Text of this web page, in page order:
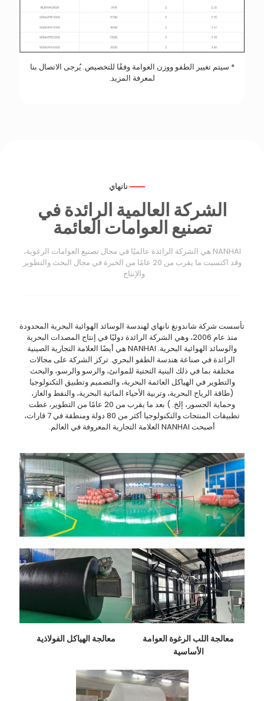
* سيتم تغيير الطفو ووزن العوامة وفقًا للتخصيص. يُرجى الاتصال بنا
لمعرفة المزيد.
نانهاي
الشركة العالمية الرائدة في
تصنيع العوامات العائمة
NANHAI هي الشركة الرائدة عالميًا في مجال تصنيع العوامات الرغوية،
وقد اكتسبت ما يقرب من 20 عامًا من الخبرة في مجال البحث والتطوير
والإنتاج.
تأسست شركة شاندونغ نانهاي لهندسة الوسائد الهوائية البحرية المحدودة
منذ عام 2006، وهي الشركة الرائدة دوليًا في إنتاج المصدات البحرية
والوسائد الهوائية البحرية. NANHAI هي أيضًا العلامة التجارية الصينية
الرائدة في صناعة هندسة الطفو البحري. تركز الشركة على مجالات
مختلفة بما في ذلك البنية التحتية للموانئ، والرسو والرسو، والبحث
والتطوير في الهياكل العائمة البحرية، والتصميم وتطبيق التكنولوجيا
(طاقة الرياح البحرية، وتربية الأحياء المائية البحرية، والنفط والغاز،
وحماية الجسور، إلخ. ) بعد ما يقرب من 20 عامًا من التطوير، غطت
تطبيقات المنتجات والتكنولوجيا أكثر من 80 دولة ومنطقة في 7 قارات،
أصبحت NANHAI العلامة التجارية المعروفة في العالم.
معالجة اللب الرغوة العوامة
الأساسية
معالجة الهياكل الفولاذية